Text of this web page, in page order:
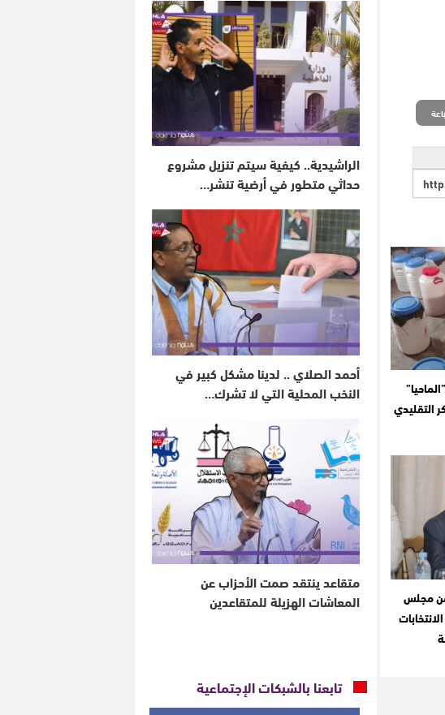
مجلس
الراشيدية.. كيفية سيتم تنزيل مشروع
حداثي متطور في أرضية تنشر…
أحمد الصلاي .. لدينا مشكل كبير في
النخب المحلية التي لا تشرك…
متقاعد ينتقد صمت الأحزاب عن
المعاشات الهزيلة للمتقاعدين
تابعنا بالشبكات الإجتماعية